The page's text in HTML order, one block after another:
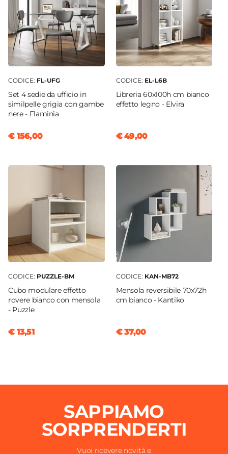
CODICE: FL-UFG
Set 4 sedie da ufficio in
similpelle grigia con gambe
nere - Flaminia
€ 156,00
CODICE: EL-L6B
Libreria 60x100h cm bianco
effetto legno - Elvira
€ 49,00
CODICE: PUZZLE-BM
Cubo modulare effetto
rovere bianco con mensola
- Puzzle
€ 13,51
CODICE: KAN-MB72
Mensola reversibile 70x72h
cm bianco - Kantiko
€ 37,00
SAPPIAMO
SORPRENDERTI
Vuoi ricevere novità e